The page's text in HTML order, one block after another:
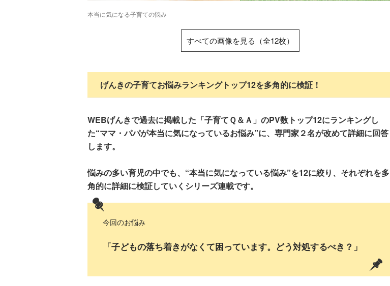
本当に気になる子育ての悩み
すべての画像を見る（全12枚）
げんきの子育てお悩みランキングトップ12を多角的に検証！
WEBげんきで過去に掲載した「子育てＱ＆Ａ」のPV数トップ12にランキングし
た“ママ・パパが本当に気になっているお悩み”に、専門家２名が改めて詳細に回答
します。
悩みの多い育児の中でも、“本当に気になっている悩み”を12に絞り、それぞれを多
角的に詳細に検証していくシリーズ連載です。
今回のお悩み
「子どもの落ち着きがなくて困っています。どう対処するべき？」